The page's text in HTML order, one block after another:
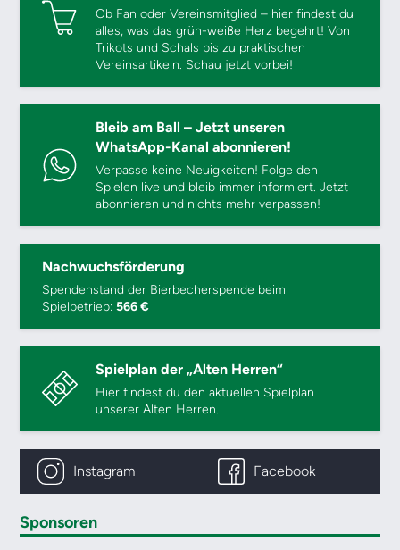
Ob Fan oder Vereinsmitglied – hier findest du
alles, was das grün-weiße Herz begehrt! Von
Trikots und Schals bis zu praktischen
Vereinsartikeln. Schau jetzt vorbei!
Bleib am Ball – Jetzt unseren
WhatsApp-Kanal abonnieren!
Verpasse keine Neuigkeiten! Folge den
Spielen live und bleib immer informiert. Jetzt
abonnieren und nichts mehr verpassen!
Nachwuchsförderung
Spendenstand der Bierbecherspende beim
Spielbetrieb:566 €
Spielplan der „Alten Herren“
Hier findest du den aktuellen Spielplan
unserer Alten Herren.
Instagram Facebook
Sponsoren